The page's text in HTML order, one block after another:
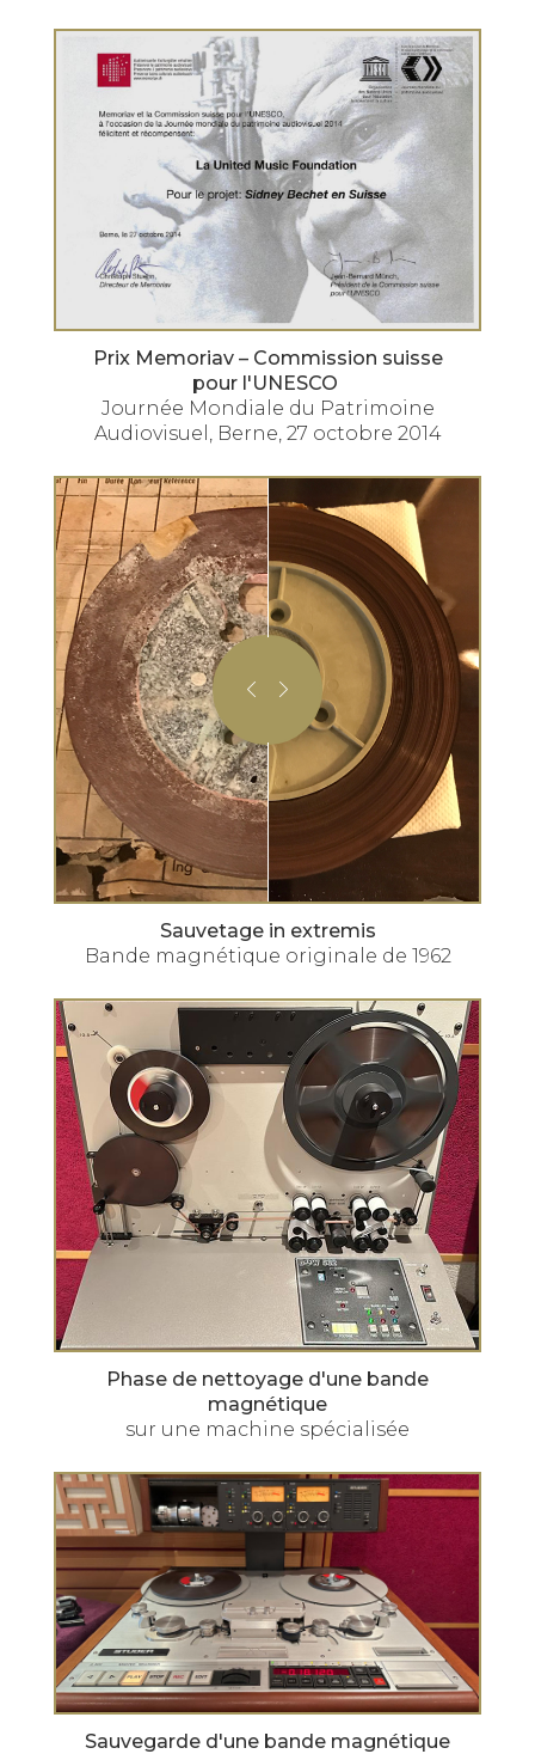
Prix Memoriav – Commission suisse
pour l'UNESCO
Journée Mondiale du Patrimoine
Audiovisuel, Berne, 27 octobre 2014
Sauvetage in extremis
Bande magnétique originale de 1962
Phase de nettoyage d'une bande
magnétique
sur une machine spécialisée
Sauvegarde d'une bande magnétique